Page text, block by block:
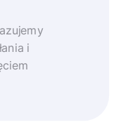
i